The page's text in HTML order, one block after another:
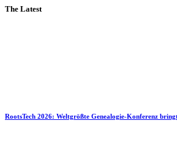
The Latest
RootsTech 2026: Weltgrößte Genealogie-Konferenz